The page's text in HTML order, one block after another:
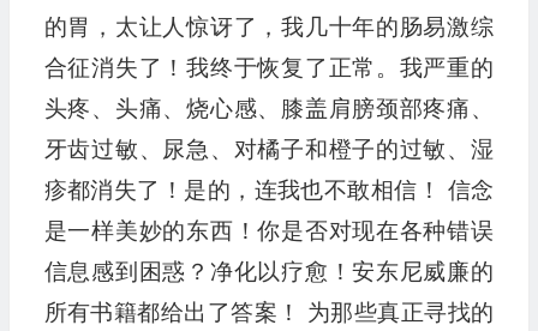
的胃，太让人惊讶了，我几十年的肠易激综
合征消失了！我终于恢复了正常。我严重的
头疼、头痛、烧心感、膝盖肩膀颈部疼痛、
牙齿过敏、尿急、对橘子和橙子的过敏、湿
疹都消失了！是的，连我也不敢相信！ 信念
是一样美妙的东西！你是否对现在各种错误
信息感到困惑？净化以疗愈！安东尼威廉的
所有书籍都给出了答案！ 为那些真正寻找的